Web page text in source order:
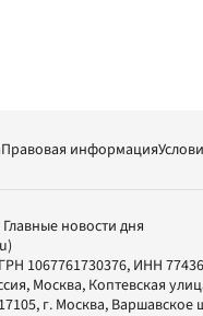
Правовая информация
новости дня
1067761730376, ИНН
Москва, Коптевская
, г. Москва, Варшавское